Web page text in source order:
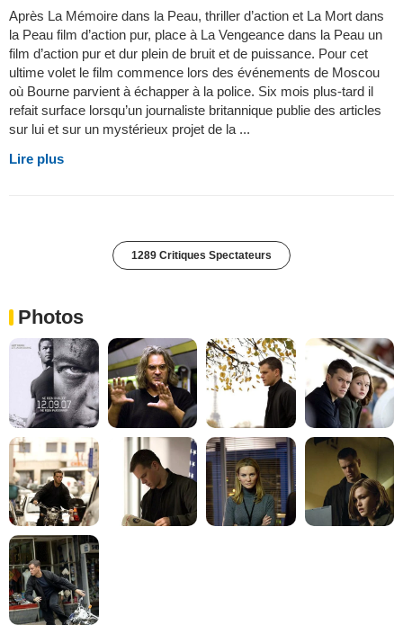
Après La Mémoire dans la Peau, thriller d’action et La Mort dans
la Peau film d’action pur, place à La Vengeance dans la Peau un
film d’action pur et dur plein de bruit et de puissance. Pour cet
ultime volet le film commence lors des événements de Moscou
où Bourne parvient à échapper à la police. Six mois plus-tard il
refait surface lorsqu’un journaliste britannique publie des articles
sur lui et sur un mystérieux projet de la ...
Lire plus
1289 Critiques Spectateurs
Photos